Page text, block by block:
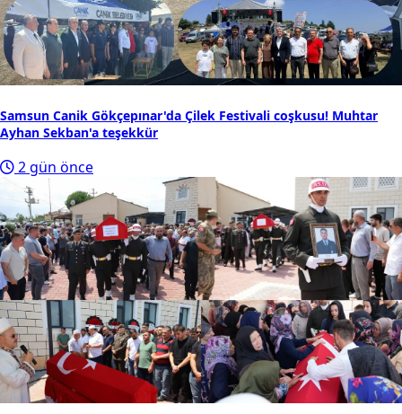
Samsun Canik Gökçepınar'da Çilek Festivali coşkusu! Muhtar
Ayhan Sekban'a teşekkür
2 gün önce